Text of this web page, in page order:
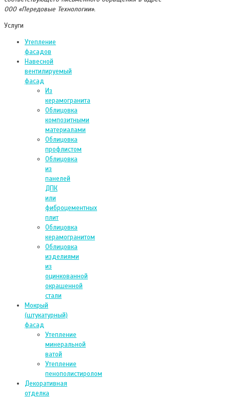
ООО «Передовые Технологии».
Услуги
Утепление
фасадов
Навесной
вентилируемый
фасад
Из
керамогранита
Облицовка
композитными
материалами
Облицовка
профлистом
Облицовка
из
панелей
ДПК
или
фиброцементных
плит
Облицовка
керамогранитом
Облицовка
изделиями
из
оцинкованной
окрашенной
стали
Мокрый
(штукатурный)
фасад
Утепление
минеральной
ватой
Утепление
пенополистиролом
Декоративная
отделка